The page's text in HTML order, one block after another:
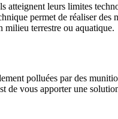
leurs limites
permet de réaliser
milieu terrestre ou aquatique.
polluées par des
de vous apporter une